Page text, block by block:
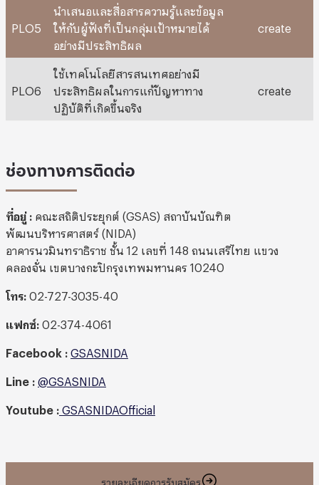
รายละเอียดการรับสมัคร
PLO5
นำเสนอและสื่อสารความรู้และข้อมูล
ให้กับผู้ฟังที่เป็นกลุ่มเป้าหมายได้
อย่างมีประสิทธิผล
create
PLO6
ใช้เทคโนโลยีสารสนเทศอย่างมี
ประสิทธิผลในการแก้ปัญหาทาง
ปฏิบัติที่เกิดขึ้นจริง
create
ช่องทางการติดต่อ
ที่อยู่ : คณะสถิติประยุกต์ (GSAS) สถาบันบัณฑิต
พัฒนบริหารศาสตร์ (NIDA)
อาคารนวมินทราธิราช ชั้น 12 เลขที่ 148 ถนนเสรีไทย แขวง
คลองจั่น เขตบางกะปิกรุงเทพมหานคร 10240
โทร: 02-727-3035-40
แฟกซ์: 02-374-4061
Facebook : GSASNIDA
Line : @GSASNIDA
Youtube : GSASNIDAOfficial